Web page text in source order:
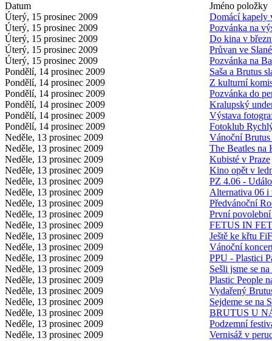
Datum
Jméno položky
Úterý, 15 prosinec 2009
Domácí
Úterý, 15 prosinec 2009
Pozvánka na
Úterý, 15 prosinec 2009
Do kina v
Úterý, 15 prosinec 2009
Průvan ve
Úterý, 15 prosinec 2009
Pozvánka na
Pondělí, 14 prosinec 2009
Saša a Brutus
Pondělí, 14 prosinec 2009
Z kulturní
Pondělí, 14 prosinec 2009
Pozvánka do
Pondělí, 14 prosinec 2009
Kralupský
Pondělí, 14 prosinec 2009
Výstava
Pondělí, 14 prosinec 2009
Fotoklub
Neděle, 13 prosinec 2009
Vánoční
Neděle, 13 prosinec 2009
The Beatles na
Neděle, 13 prosinec 2009
Kubisté v Praze
Neděle, 13 prosinec 2009
Kino opět v
Neděle, 13 prosinec 2009
PZ 4.06 -
Neděle, 13 prosinec 2009
Alternativa 06 i
Neděle, 13 prosinec 2009
Předvánoční
Neděle, 13 prosinec 2009
První
Neděle, 13 prosinec 2009
FETUS IN
Neděle, 13 prosinec 2009
Ještě ke křtu FiF
Neděle, 13 prosinec 2009
Vánoční
Neděle, 13 prosinec 2009
PPU - Plastici
Neděle, 13 prosinec 2009
Sešli jsme se
Neděle, 13 prosinec 2009
Plastic People
Neděle, 13 prosinec 2009
Vydařený
Neděle, 13 prosinec 2009
Sejdeme se na
Neděle, 13 prosinec 2009
BRUTUS U
Neděle, 13 prosinec 2009
Podzemní
Neděle, 13 prosinec 2009
Vernisáž v